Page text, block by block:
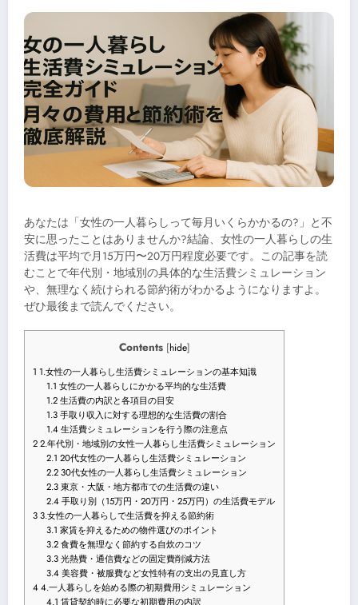
あなたは「女性の一人暮らしって毎月いくらかかるの?」と不
安に思ったことはありませんか?結論、女性の一人暮らしの生
活費は平均で月15万円〜20万円程度必要です。この記事を読
むことで年代別・地域別の具体的な生活費シミュレーション
や、無理なく続けられる節約術がわかるようになりますよ。
ぜひ最後まで読んでください。
Contents [hide]
1 1.女性の一人暮らし生活費シミュレーションの基本知識
1.1 女性の一人暮らしにかかる平均的な生活費
1.2生活費の内訳と各項目の目安
1.3手取り収入に対する理想的な生活費の割合
1.4生活費シミュレーションを行う際の注意点
22.年代別・地域別の女性一人暮らし生活費シミュレーション
2.1 20代女性の一人暮らし生活費シミュレーション
2.230代女性の一人暮らし生活費シミュレーション
2.3東京・大阪・地方都市での生活費の違い
2.4手取り別（15万円・20万円・25万円）の生活費モデル
33.女性の一人暮らしで生活費を抑える節約術
3.1 家賃を抑えるための物件選びのポイント
3.2食費を無理なく節約する自炊のコツ
3.3光熱費・通信費などの固定費削減方法
3.4美容費・被服費など女性特有の支出の見直し方
44.一人暮らしを始める際の初期費用シミュレーション
4.1 賃貸契約時に必要な初期費用の内訳